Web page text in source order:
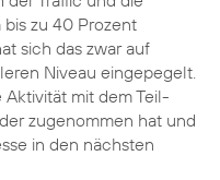
zu 40 Prozent
sich das zwar auf
Niveau eingepegelt.
mit dem Teil-
zugenommen hat und
in den nächsten